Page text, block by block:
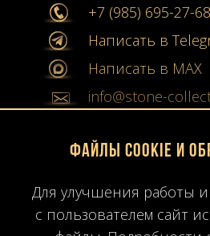
+7 (985) 695-27-68
Написать в
Написать в MAX
info@stone-
Мы в социальных
Youtube
Файлы Cookie и
Для улучшения работы
с пользователем сайт